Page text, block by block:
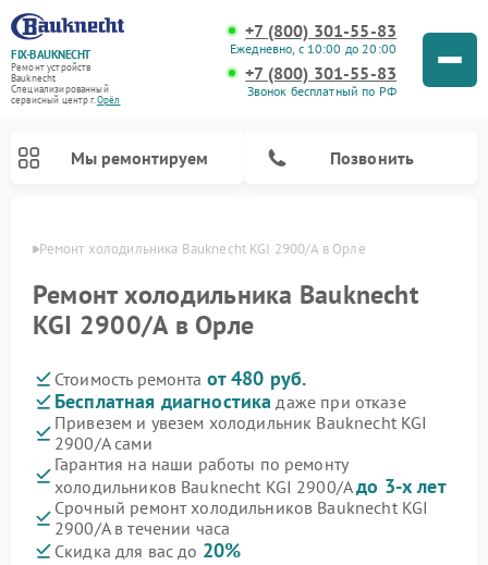
FIX-BAUKNECHT
Ремонт устройств
Bauknecht
Специализированный
cервисный центр г.Орёл
+7 (800) 301-55-83
Ежедневно, с 10:00 до 20:00
+7 (800) 301-55-83
Звонок бесплатный по РФ
Мы ремонтируем Позвонить
Ремонт холодильника Bauknecht KGI 2900/A в Орле
Ремонт холодильника Bauknecht
KGI 2900/A в Орле
Стоимость ремонта от 480 руб.
Бесплатная диагностика даже при отказе
Привезем и увезем холодильник Bauknecht KGI
2900/A сами
Гарантия на наши работы по ремонту
холодильников Bauknecht KGI 2900/Aдо 3-х лет
Срочный ремонт холодильников Bauknecht KGI
2900/A в течении часа
Скидка для вас до 20%